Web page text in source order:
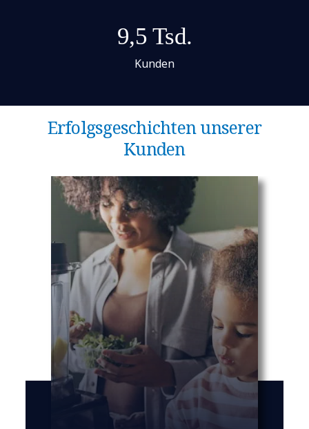
9,5 Tsd.
Kunden
Erfolgsgeschichten unserer
Kunden